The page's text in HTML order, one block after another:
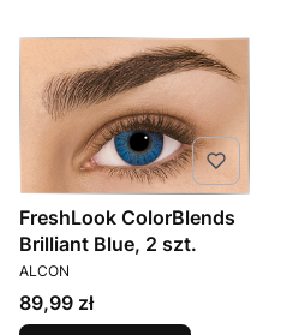
FreshLook ColorBlends
Brilliant Blue, 2 szt.
PRODUCENT
ALCON
Cena
89,99 zł